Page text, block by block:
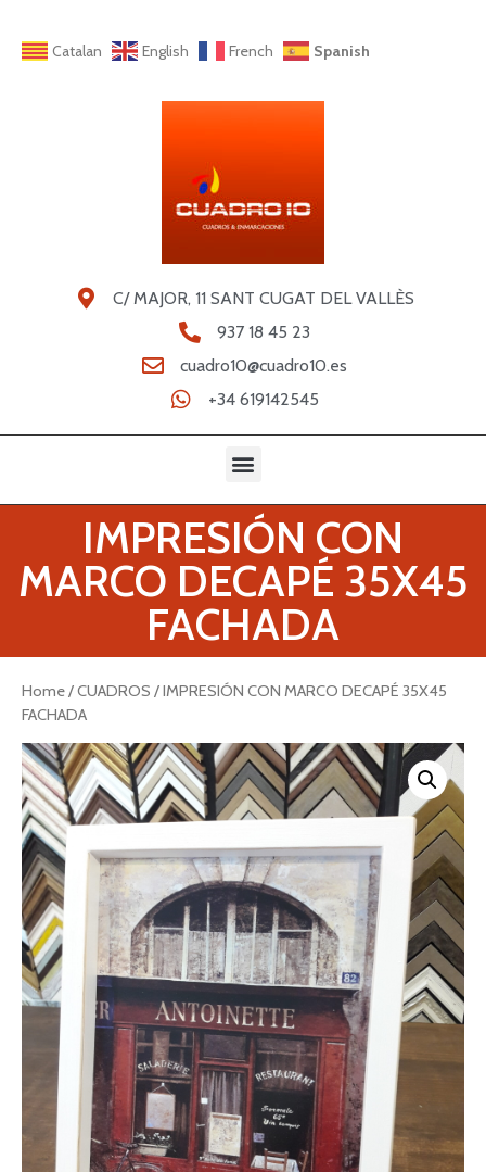
Catalan English French Spanish
C/ MAJOR, 11 SANT CUGAT DEL VALLÈS
937 18 45 23
cuadro10@cuadro10.es
+34 619142545
IMPRESIÓN CON
MARCO DECAPÉ 35X45
FACHADA
Home/CUADROS / IMPRESIÓN CON MARCO DECAPÉ 35X45
FACHADA